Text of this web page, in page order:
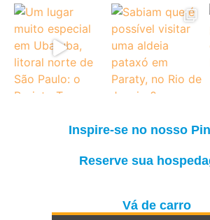
Inspire-se no nosso
Reserve sua
Vá de carro